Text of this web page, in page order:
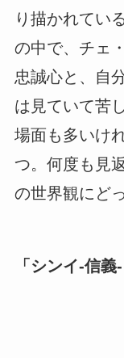
り描かれてい
の中で、チェ
忠誠心と、自
は見ていて苦
場面も多いけ
つ。何度も見
の世界観にど
「シンイ-信